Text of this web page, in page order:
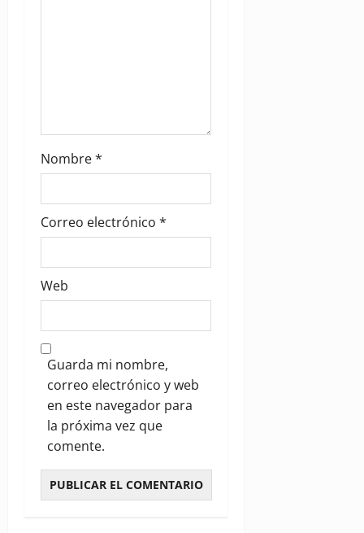
Nombre*
Correo electrónico *
Web
Guarda mi nombre,
correo electrónico y web
en este navegador para
la próxima vez que
comente.